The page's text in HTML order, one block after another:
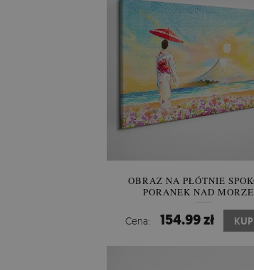
OBRAZ NA PŁÓTNIE
PORANEK NAD
Cena: 154.99 zł KUP